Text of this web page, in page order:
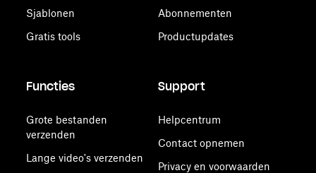
Sjablonen
Gratis tools
Abonnementen
Productupdates
Functies
Grote bestanden
verzenden
Lange video's verzenden
Support
Helpcentrum
Contact opnemen
Privacy en voorwaarden